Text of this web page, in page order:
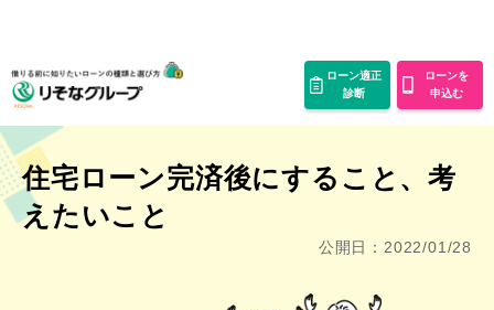
ローン適正
診断
ローンを
申込む
住宅ローン完済後にすること、考
えたいこと
公開日：2022/01/28